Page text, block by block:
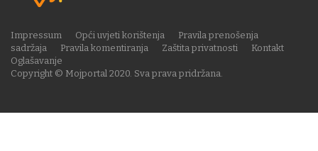
Copyright © Mojportal 2020. Sva prava pridržana.
Impressum Opći uvjeti korištenja
Pravila prenošenja
sadržaja
Pravila komentiranja Zaštita privatnosti
Kontakt
Oglašavanje